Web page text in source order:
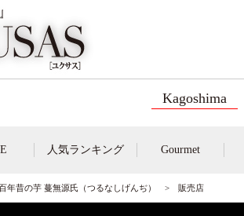
Kagoshima
人気ランキング Gourmet
年昔の芋 蔓無源氏（つるなしげんぢ） > 販売店